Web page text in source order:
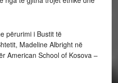
përurimi i Bustit të
Madeline Albright në
American School of Kosova –